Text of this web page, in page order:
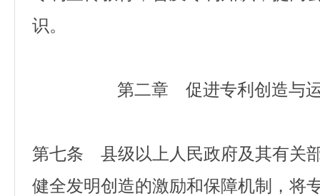
识。
第二章 促进专利创造与
第七条 县级以上人民政府及其有关
健全发明创造的激励和保障机制，将